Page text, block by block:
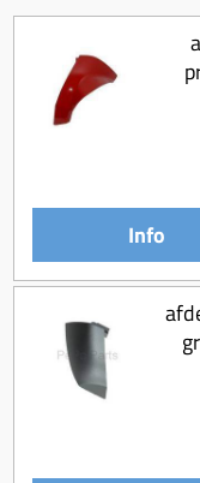
Koeling (delen)
Overbrenging
Info